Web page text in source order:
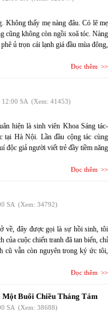
Không thấy mẹ nàng đâu. Có lẽ mẹ
cũng không còn ngồi xoã tóc. Nàng
ủ trọn cái lạnh giá đầu mùa đông,
Đọc thêm
12:00 SA (Xem: 41453)
hiện là sinh viên Khoa Sáng tác-
tại Hà Nội. Lần đầu cộng tác cùng
độc giả người viết trẻ đầy tiềm năng
Đọc thêm
SA (Xem: 34792)
về, đây được gọi là sự hồi sinh, tôi
cuộc chiến tranh đã tan biến, chỉ
cũ vẫn còn nguyên trong ký ức tôi,
Đọc thêm
Buổi Chiều Tháng Tám
SA (Xem: 38688)